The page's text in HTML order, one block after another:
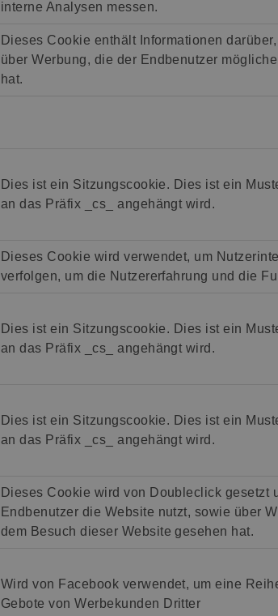
interne Analysen messen.
Dieses Cookie enthält Informationen
über Werbung, die der Endbenutzer
hat.
Dies ist ein Sitzungscookie. Dies ist ein
an das Präfix _cs_ angehängt wird.
Dieses Cookie wird verwendet, um
verfolgen, um die Nutzererfahrung und die
Dies ist ein Sitzungscookie. Dies ist ein
an das Präfix _cs_ angehängt wird.
Dies ist ein Sitzungscookie. Dies ist ein
an das Präfix _cs_ angehängt wird.
Dieses Cookie wird von Doubleclick gesetzt
Endbenutzer die Website nutzt, sowie über
dem Besuch dieser Website gesehen hat.
Wird von Facebook verwendet, um eine
Gebote von Werbekunden Dritter